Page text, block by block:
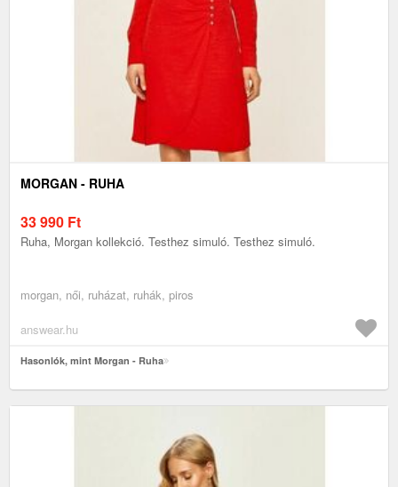
MORGAN - RUHA
33 990 Ft
Ruha, Morgan kollekció. Testhez simuló. Testhez simuló.
morgan, női, ruházat, ruhák, piros
answear.hu
Hasonlók, mint Morgan - Ruha